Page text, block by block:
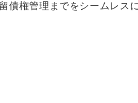
債権管理までをシームレス